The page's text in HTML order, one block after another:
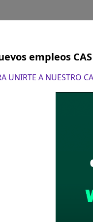
Técnico
solicitó:TECNICO
Título
empleos
UNIRTE A NUESTRO